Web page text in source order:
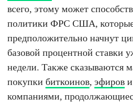
всего, этому может
политики ФРС США,
предположительно начнут
базовой процентной ставки
недели. Также сказываются
покупки биткоинов, эфиров и
компаниями,